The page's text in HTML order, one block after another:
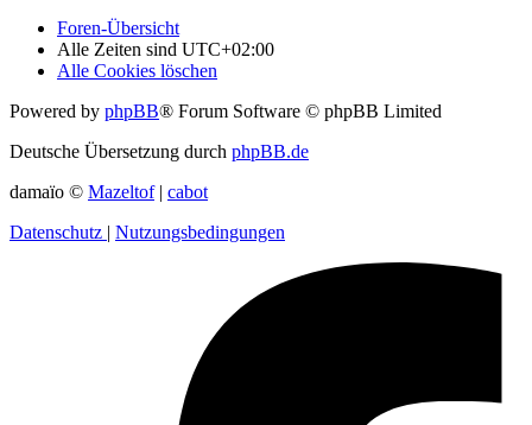
Foren-Übersicht
Alle Zeiten sind UTC+02:00
Alle Cookies löschen
Powered by phpBB® Forum Software © phpBB Limited
Deutsche Übersetzung durch phpBB.de
damaïo © Mazeltof| cabot
Datenschutz
Nutzungsbedingungen